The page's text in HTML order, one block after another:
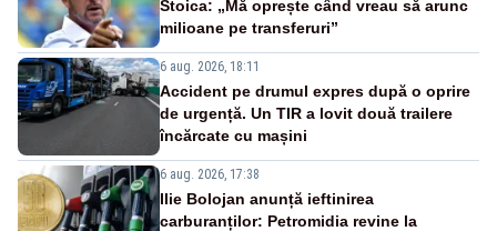
Stoica: „Mă oprește când vreau să arunc
milioane pe transferuri”
6 aug. 2026, 18:11
Accident pe drumul expres după o oprire
de urgență. Un TIR a lovit două trailere
încărcate cu mașini
6 aug. 2026, 17:38
Ilie Bolojan anunță ieftinirea
carburanților: Petromidia revine la